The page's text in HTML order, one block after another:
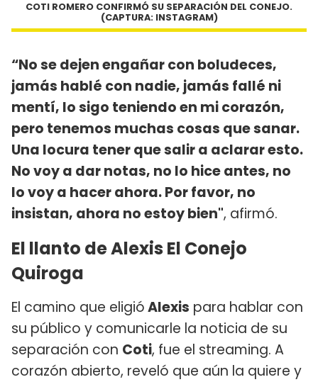
COTI ROMERO CONFIRMÓ SU SEPARACIÓN DEL CONEJO.
(CAPTURA: INSTAGRAM)
“No se dejen engañar con boludeces,
jamás hablé con nadie, jamás fallé ni
mentí, lo sigo teniendo en mi corazón,
pero tenemos muchas cosas que sanar.
Una locura tener que salir a aclarar esto.
No voy a dar notas, no lo hice antes, no
lo voy a hacer ahora. Por favor, no
insistan, ahora no estoy bien", afirmó.
El llanto de Alexis El Conejo
Quiroga
El camino que eligióAlexis para hablar con
su público y comunicarle la noticia de su
separación con Coti, fue el streaming. A
corazón abierto, reveló que aún la quiere y